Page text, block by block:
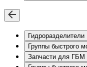
Гидроразделители
Группы быстрого
Запчасти для ГБМ